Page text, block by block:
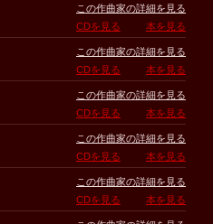
この作曲家の詳細を見る
CDを見る
本を見る
この作曲家の詳細を見る
CDを見る
本を見る
この作曲家の詳細を見る
CDを見る
本を見る
この作曲家の詳細を見る
CDを見る
本を見る
この作曲家の詳細を見る
CDを見る
本を見る